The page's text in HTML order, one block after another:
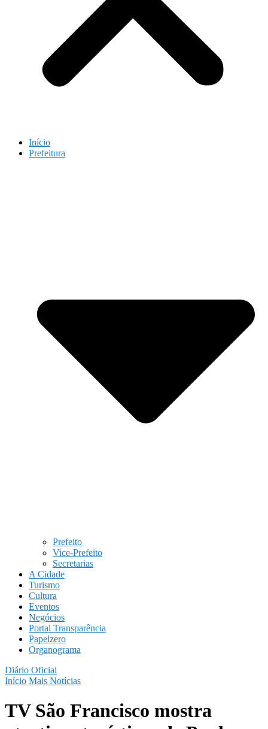
Início
Prefeitura
Prefeito
Vice-Prefeito
Secretarias
A Cidade
Turismo
Cultura
Eventos
Negócios
Portal Transparência
Papelzero
Organograma
Diário Oficial
Início Mais Notícias
TV São Francisco mostra